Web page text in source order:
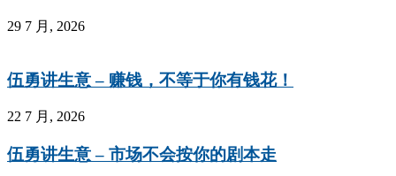
29 7 月, 2026
伍勇讲生意 – 赚钱，不等于你有钱花！
22 7 月, 2026
伍勇讲生意 – 市场不会按你的剧本走